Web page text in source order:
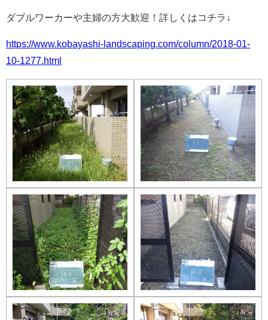
ダブルワーカーや主婦の方大歓迎！詳しくはコチラ ↓
https://www.kobayashi-landscaping.com/column/2018-01-
10-1277.html